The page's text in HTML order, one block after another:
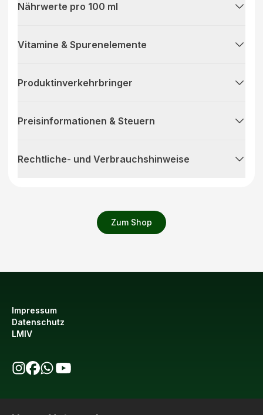
Zum Shop
Nährwerte pro 100 ml
Vitamine & Spurenelemente
Produktinverkehrbringer
Preisinformationen & Steuern
Rechtliche- und Verbrauchshinweise
Impressum
Datenschutz
LMIV